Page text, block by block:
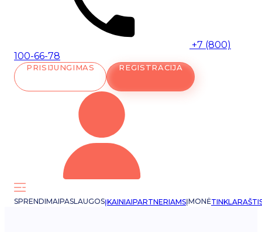
+7 (800)
100-66-78
PRISIJUNGIMAS REGISTRACIJA
SPRENDIMAIPASLAUGOSĮKAINIAIPARTNERIAMSĮMONĖ